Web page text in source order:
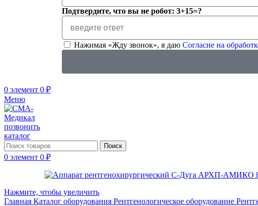
Подтвердите, что вы не робот: 3+15=?
Нажимая «Жду звонок», я даю Согласие на
0 элемент 0 ₽
Меню
позвонить
каталог
Поиск
0 элемент 0 ₽
Нажмите, чтобы увеличить
Главная Каталог оборудования Рентгенологическое оборудование